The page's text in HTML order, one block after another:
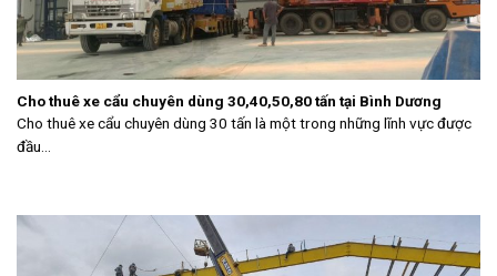
Cho thuê xe cẩu chuyên dùng 30,40,50,80 tấn tại Bình Dương
Cho thuê xe cẩu chuyên dùng 30 tấn là một trong những lĩnh vực được
đầu...